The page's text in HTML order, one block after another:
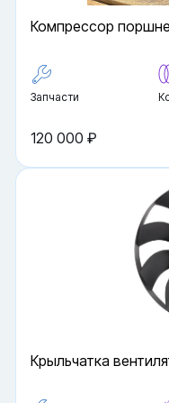
Компрессор
Запчасти
120 000 ₽
Крыльчатка